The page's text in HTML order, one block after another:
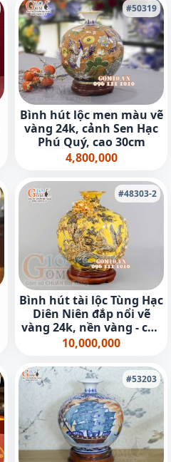
#50319
Bình hút lộc men màu vẽ
vàng 24k, cảnh Sen Hạc
Phú Quý, cao 30cm
4,800,000
#48303-2
Bình hút tài lộc Tùng Hạc
Diên Niên đắp nổi vẽ
vàng 24k, nền vàng - cao
30cm
10,000,000
#53203